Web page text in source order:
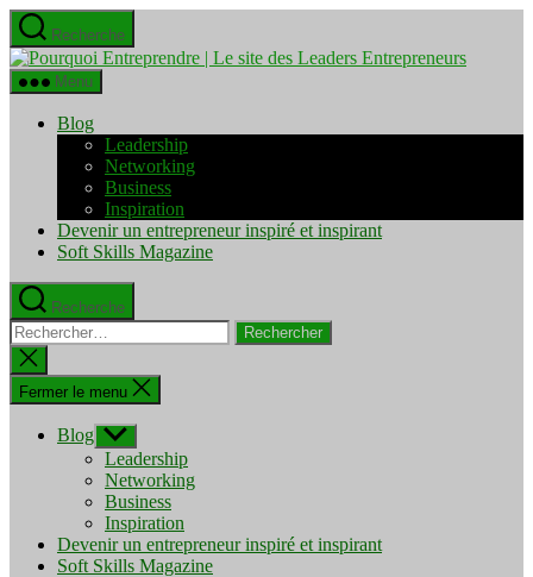
Aller
au
contenu
Recherche
Pourquoi
Menu
Blog
Leadership
Networking
Business
Inspiration
Devenir un entrepreneur inspiré et inspirant
Soft Skills Magazine
Recherche
Rechercher :
Fermer
la
recherche
Fermer le menu
Blog Afficher
le
sous-
menu
Leadership
Networking
Business
Inspiration
Devenir un entrepreneur inspiré et inspirant
Soft Skills Magazine